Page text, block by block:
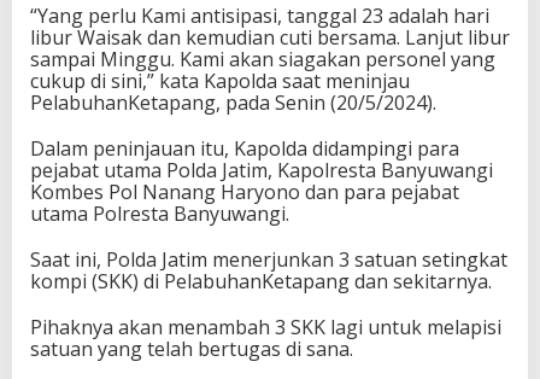
“Yang perlu Kami antisipasi, tanggal 23 adalah hari
libur Waisak dan kemudian cuti bersama. Lanjut libur
sampai Minggu. Kami akan siagakan personel yang
cukup di sini,” kata Kapolda saat meninjau
PelabuhanKetapang, pada Senin (20/5/2024).
Dalam peninjauan itu, Kapolda didampingi para
pejabat utama Polda Jatim, Kapolresta Banyuwangi
Kombes Pol Nanang Haryono dan para pejabat
utama Polresta Banyuwangi.
Saat ini, Polda Jatim menerjunkan 3 satuan setingkat
kompi (SKK) di PelabuhanKetapang dan sekitarnya.
Pihaknya akan menambah 3 SKK lagi untuk melapisi
satuan yang telah bertugas di sana.